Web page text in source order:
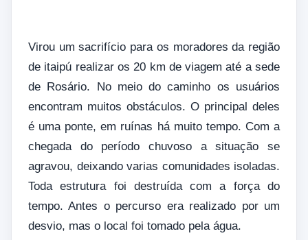
Virou um sacrifício para os moradores da região
de itaipú realizar os 20 km de viagem até a sede
de Rosário. No meio do caminho os usuários
encontram muitos obstáculos. O principal deles
é uma ponte, em ruínas há muito tempo. Com a
chegada do período chuvoso a situação se
agravou, deixando varias comunidades isoladas.
Toda estrutura foi destruída com a força do
tempo. Antes o percurso era realizado por um
desvio, mas o local foi tomado pela água.